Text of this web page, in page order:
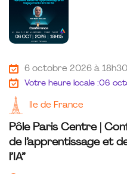
6 octobre 2026 à 18h30
Votre heure locale :06
Ile de France
Pôle Paris Centre |
de l’apprentissage et
l’IA”